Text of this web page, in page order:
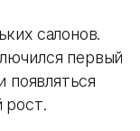
салонов.
первый
появляться
рост.